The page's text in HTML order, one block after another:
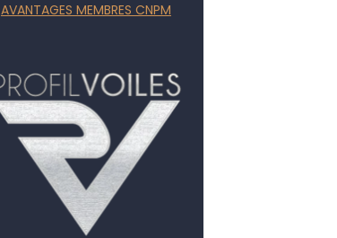
AVANTAGES MEMBRES CNPM